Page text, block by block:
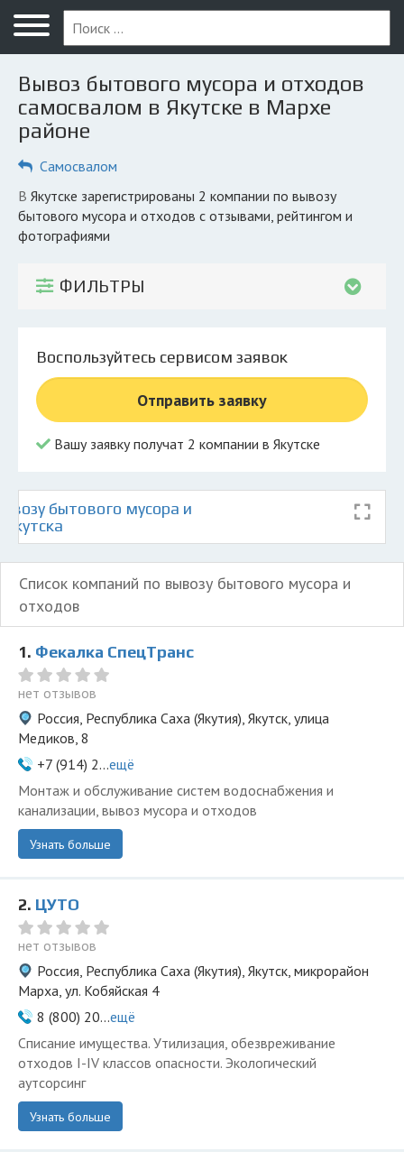
Меню
Главная
Вопрос юристу
Якутск
ПОЛЬЗОВАТЕЛЯМ
Компании
Экоблог
Личный кабинет
Вывоз бытового мусора и отходов
самосвалом в Якутске в Мархе
районе
Самосвалом
в Якутске зарегистрированы 2 компании по вывозу
бытового мусора и отходов с отзывами, рейтингом и
фотографиями
ФИЛЬТРЫ
Воспользуйтесь сервисом заявок
Отправить заявку
Вашу заявку получат 2 компании в Якутске
бытового мусора и
Список компаний по вывозу бытового мусора и
отходов
1. Фекалка СпецТранс
нет отзывов
Россия, Республика Саха (Якутия), Якутск, улица
Медиков, 8
+7 (914) 2...ещё
Монтаж и обслуживание систем водоснабжения и
канализации, вывоз мусора и отходов
Узнать больше
2. ЦУТО
нет отзывов
Россия, Республика Саха (Якутия), Якутск, микрорайон
Марха, ул. Кобяйская 4
8 (800) 20...ещё
Списание имущества. Утилизация, обезвреживание
отходов I-IV классов опасности. Экологический
аутсорсинг
Узнать больше